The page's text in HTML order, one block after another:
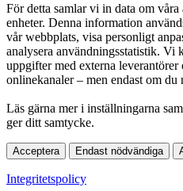
För detta samlar vi in data om våra
enheter. Denna information
vår webbplats, visa personligt
analysera användningsstatistik. Vi
uppgifter med externa
onlinekanaler – men endast om du
Läs gärna mer i inställningarna
ger ditt samtycke.
Acceptera Endast nödvändiga
Integritetspolicy